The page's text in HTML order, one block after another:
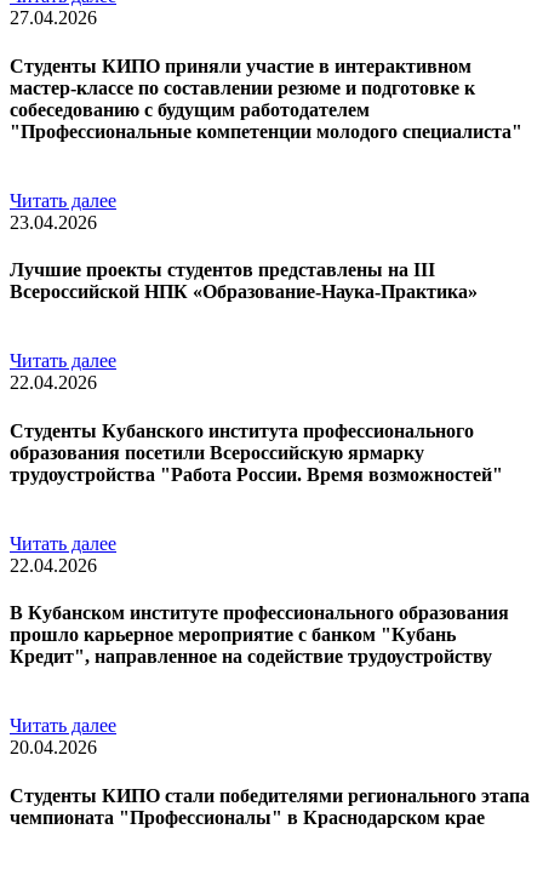
27.04.2026
Студенты КИПО приняли участие в интерактивном
мастер-классе по составлении резюме и подготовке к
собеседованию с будущим работодателем
"Профессиональные компетенции молодого специалиста"
Читать далее
23.04.2026
Лучшие проекты студентов представлены на III
Всероссийской НПК «Образование-Наука-Практика»
Читать далее
22.04.2026
Студенты Кубанского института профессионального
образования посетили Всероссийскую ярмарку
трудоустройства "Работа России. Время возможностей"
Читать далее
22.04.2026
В Кубанском институте профессионального образования
прошло карьерное мероприятие с банком "Кубань
Кредит", направленное на содействие трудоустройству
Читать далее
20.04.2026
Студенты КИПО стали победителями регионального этапа
чемпионата "Профессионалы" в Краснодарском крае